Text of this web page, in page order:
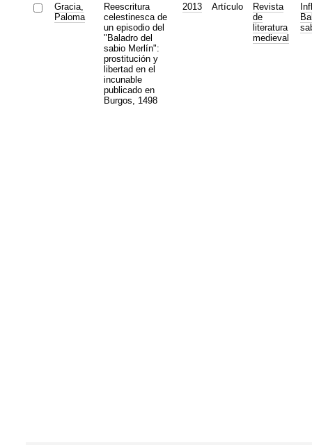
Gracia,
Paloma
Reescritura
celestinesca de
un episodio del
"Baladro del
sabio Merlín":
prostitución y
libertad en el
incunable
publicado en
Burgos, 1498
2013 Artículo
Revista
de
literatura
medieval